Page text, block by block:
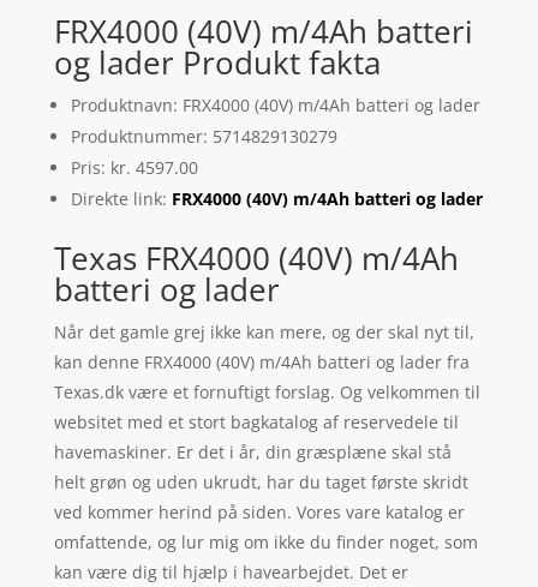
FRX4000 (40V) m/4Ah batteri
og lader Produkt fakta
Produktnavn: FRX4000 (40V) m/4Ah batteri og lader
Produktnummer: 5714829130279
Pris: kr. 4597.00
Direkte link: FRX4000 (40V) m/4Ah batteri og lader
Texas FRX4000 (40V) m/4Ah
batteri og lader
Når det gamle grej ikke kan mere, og der skal nyt til,
kan denne FRX4000 (40V) m/4Ah batteri og lader fra
Texas.dk være et fornuftigt forslag. Og velkommen til
websitet med et stort bagkatalog af reservedele til
havemaskiner. Er det i år, din græsplæne skal stå
helt grøn og uden ukrudt, har du taget første skridt
ved kommer herind på siden. Vores vare katalog er
omfattende, og lur mig om ikke du finder noget, som
kan være dig til hjælp i havearbejdet. Det er